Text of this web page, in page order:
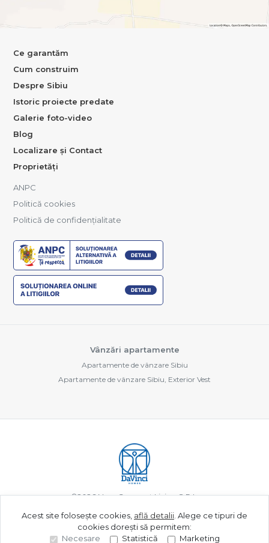
Ce garantăm
Cum construim
Despre Sibiu
Istoric proiecte predate
Galerie foto-video
Blog
Localizare și Contact
Proprietăți
ANPC
Politică cookies
Politică de confidențialitate
Vânzări apartamente
Apartamente de vânzare Sibiu
Apartamente de vânzare Sibiu, Exterior Vest
©2026New Concept Living S.R.L.
Site creat în
Acest site folosește cookies, află detalii Alege ce tipuri de
cookies dorești să permitem:
Necesare
Statistică Marketing